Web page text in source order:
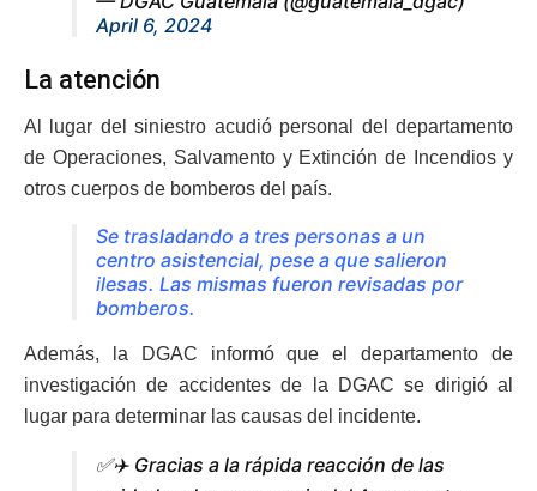
April 6, 2024
La atención
Al lugar del siniestro acudió personal del departamento
de Operaciones, Salvamento y Extinción de Incendios y
otros cuerpos de bomberos del país.
Se trasladando a tres personas a un
centro asistencial, pese a que salieron
ilesas. Las mismas fueron revisadas por
bomberos.
Además, la DGAC informó que el departamento de
investigación de accidentes de la DGAC se dirigió al
lugar para determinar las causas del incidente.
✅✈️ Gracias a la rápida reacción de las